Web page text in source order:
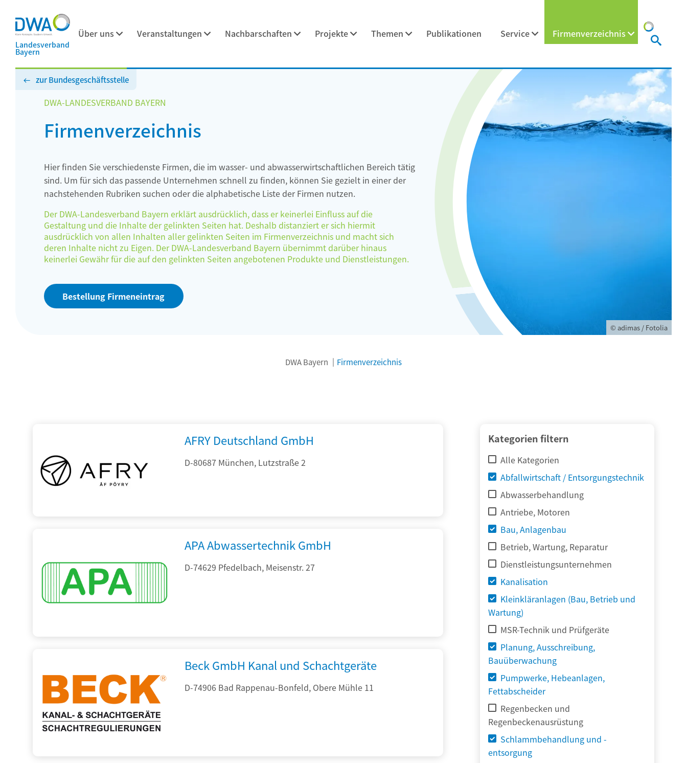
Landesverband
Bayern
Über uns Veranstaltungen Nachbarschaften Projekte Themen Publikationen Service Firmenverzeichnis
zur Bundesgeschäftsstelle
DWA-LANDESVERBAND BAYERN
Firmenverzeichnis
Hier finden Sie verschiedenste Firmen, die im wasser- und abwasserwirtschaftlichen Bereich tätig
sind. Um für sich das passende Unternehmen schnell zu finden, können Sie gezielt in einer der
nachstehenden Rubriken suchen oder die alphabetische Liste der Firmen nutzen.
Der DWA-Landesverband Bayern erklärt ausdrücklich, dass er keinerlei Einfluss auf die
Gestaltung und die Inhalte der gelinkten Seiten hat. Deshalb distanziert er sich hiermit
ausdrücklich von allen Inhalten aller gelinkten Seiten im Firmenverzeichnis und macht sich
deren Inhalte nicht zu Eigen. Der DWA-Landesverband Bayern übernimmt darüber hinaus
keinerlei Gewähr für die auf den gelinkten Seiten angebotenen Produkte und Dienstleistungen.
Bestellung Firmeneintrag
© adimas / Fotolia
DWA Bayern Firmenverzeichnis
Kategorien filtern
Alle Kategorien
Abfallwirtschaft / Entsorgungstechnik
Abwasserbehandlung
Antriebe, Motoren
Bau, Anlagenbau
Betrieb, Wartung, Reparatur
Dienstleistungsunternehmen
Kanalisation
Kleinkläranlagen (Bau, Betrieb und
Wartung)
MSR-Technik und Prüfgeräte
Planung, Ausschreibung,
Bauüberwachung
Pumpwerke, Hebeanlagen,
Fettabscheider
Regenbecken und
Regenbeckenausrüstung
Schlammbehandlung und -
entsorgung
AFRY Deutschland GmbH
D-80687 München, Lutzstraße 2
APA Abwassertechnik GmbH
D-74629 Pfedelbach, Meisenstr. 27
Beck GmbH Kanal und Schachtgeräte
D-74906 Bad Rappenau-Bonfeld, Obere Mühle 11